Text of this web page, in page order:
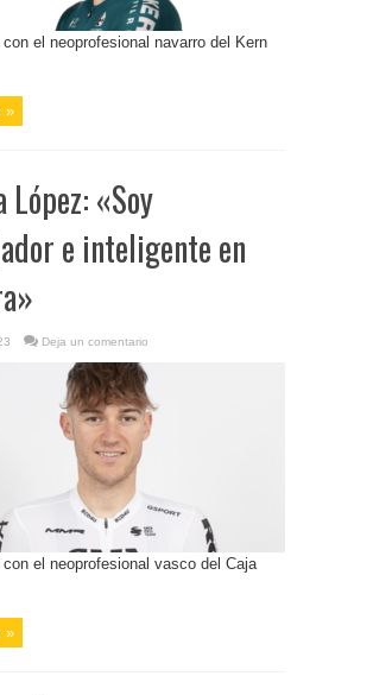
el neoprofesional navarro del Kern
»
López: «Soy
e inteligente en
Deja un comentario
el neoprofesional vasco del Caja
»